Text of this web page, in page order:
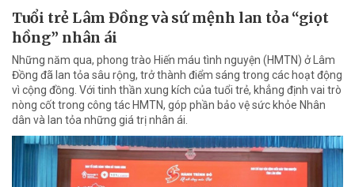
Tuổi trẻ Lâm Đồng và sứ mệnh lan tỏa “giọt
hồng” nhân ái
Những năm qua, phong trào Hiến máu tình nguyện (HMTN) ở Lâm
Đồng đã lan tỏa sâu rộng, trở thành điểm sáng trong các hoạt động
vì cộng đồng. Với tinh thần xung kích của tuổi trẻ, khẳng định vai trò
nòng cốt trong công tác HMTN, góp phần bảo vệ sức khỏe Nhân
dân và lan tỏa những giá trị nhân ái.